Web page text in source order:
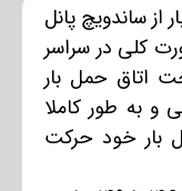
از ساندویچ پانل
کلی در سراسر
اتاق حمل بار
و به طور کاملا
بار خود حرکت